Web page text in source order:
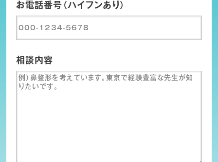
お電話番号（ハイフンあり）
相談内容